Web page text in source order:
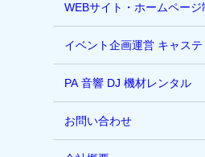
WEBサイト・ホームページ
イベント企画運営 キャス
PA 音響 DJ 機材レンタル
お問い合わせ